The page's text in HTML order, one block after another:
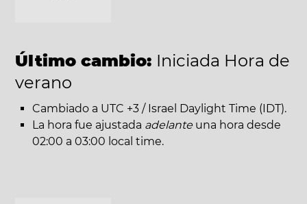
Último cambio: Iniciada Hora de
verano
Cambiado a UTC +3 / Israel Daylight Time (IDT).
La hora fue ajustada adelante una hora desde
02:00 a 03:00 local time.